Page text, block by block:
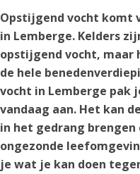
Opstijgend vocht komt
in Lemberge. Kelders
opstijgend vocht, maar
de hele
vocht in Lemberge pak
vandaag aan. Het kan
in het gedrang brengen
ongezonde
je wat je kan doen